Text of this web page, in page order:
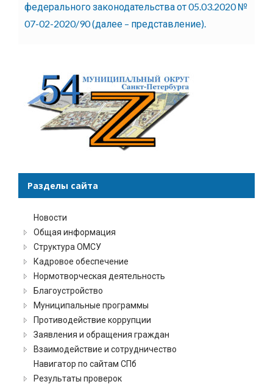
федерального законодательства от 05.03.2020 №
07-02-2020/90 (далее – представление).
Разделы сайта
Новости
Общая информация
Структура ОМСУ
Кадровое обеспечение
Нормотворческая деятельность
Благоустройство
Муниципальные программы
Противодействие коррупции
Заявления и обращения граждан
Взаимодействие и сотрудничество
Навигатор по сайтам СПб
Результаты проверок